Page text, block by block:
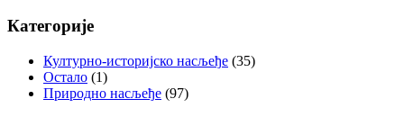
Категорије
Културно-историјско насљеђе (35)
Остало (1)
Природно насљеђе (97)